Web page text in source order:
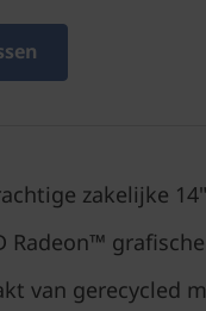
zakelijke
Radeon™
van gerecycled